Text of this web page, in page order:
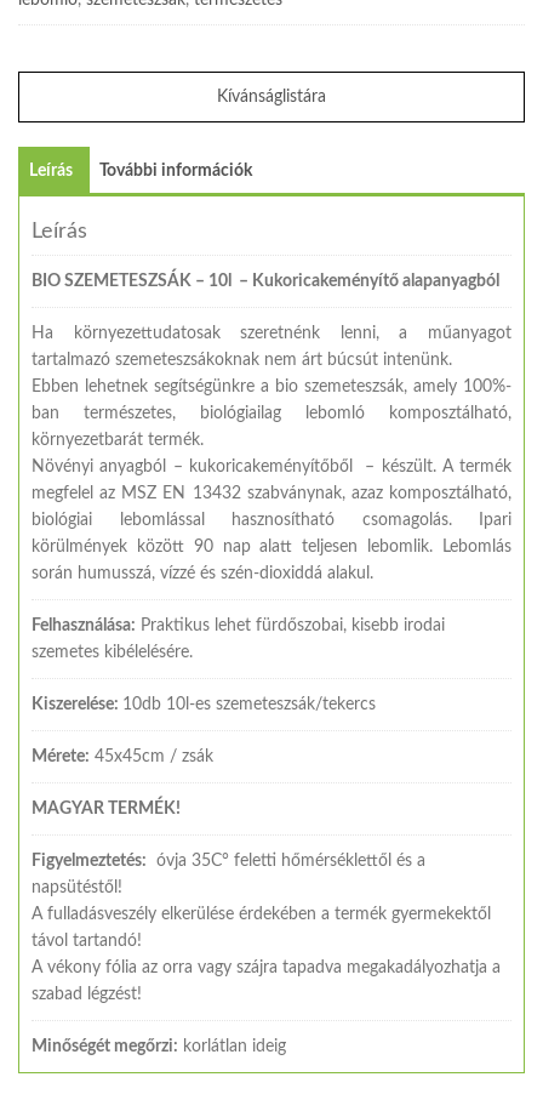
Kívánságlistára
Leírás További információk
Leírás
BIO SZEMETESZSÁK – 10l – Kukoricakeményítő alapanyagból
Ha környezettudatosak szeretnénk lenni, a műanyagot
tartalmazó szemeteszsákoknak nem árt búcsút intenünk.
Ebben lehetnek segítségünkre a bio szemeteszsák, amely 100%-
ban természetes, biológiailag lebomló komposztálható,
környezetbarát termék.
Növényi anyagból – kukoricakeményítőből – készült. A termék
megfelel az MSZ EN 13432 szabványnak, azaz komposztálható,
biológiai lebomlással hasznosítható csomagolás. Ipari
körülmények között 90 nap alatt teljesen lebomlik. Lebomlás
során humusszá, vízzé és szén-dioxiddá alakul.
Felhasználása: Praktikus lehet fürdőszobai, kisebb irodai
szemetes kibélelésére.
Kiszerelése: 10db 10l-es szemeteszsák/tekercs
Mérete: 45x45cm / zsák
MAGYAR TERMÉK!
Figyelmeztetés: óvja 35C° feletti hőmérséklettől és a
napsütéstől!
A fulladásveszély elkerülése érdekében a termék gyermekektől
távol tartandó!
A vékony fólia az orra vagy szájra tapadva megakadályozhatja a
szabad légzést!
Minőségét megőrzi: korlátlan ideig